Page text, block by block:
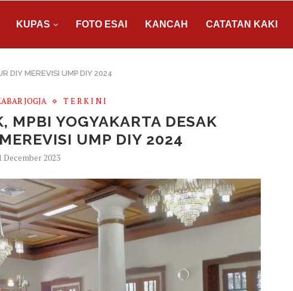
KUPAS FOTO ESAI KANCAH CATATAN KAKI
DIY MEREVISI UMP DIY 2024
JOGJA T E R K I N I
MPBI YOGYAKARTA DESAK
UMP DIY 2024
December 2023